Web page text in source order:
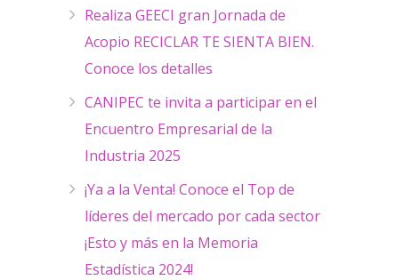
Realiza GEECI gran Jornada de
Acopio RECICLAR TE SIENTA BIEN.
Conoce los detalles
CANIPEC te invita a participar en el
Encuentro Empresarial de la
Industria 2025
¡Ya a la Venta! Conoce el Top de
líderes del mercado por cada sector
¡Esto y más en la Memoria
Estadística 2024!